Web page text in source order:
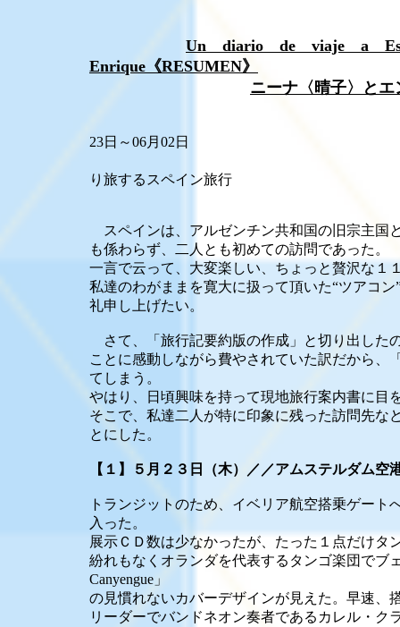
Un diario de viaje a
Enrique《RESUMEN》
ニーナ〈晴子〉と
23日～06月02日
り旅するスペイン旅行
スペインは、アルゼンチン共和国の旧宗主国
も係わらず、二人とも初めての訪問であった。
一言で云って、大変楽しい、ちょっと贅沢な１
私達のわがままを寛大に扱って頂いた“ツアコ
礼申し上げたい。
さて、「旅行記要約版の作成」と切り出した
ことに感動しながら費やされていた訳だから、
てしまう。
やはり、日頃興味を持って現地旅行案内書に目
そこで、私達二人が特に印象に残った訪問先な
とにした。
【１】５月２３日（木）／／アムステルダム空
トランジットのため、イベリア航空搭乗ゲー
入った。
展示ＣＤ数は少なかったが、たった１点だけタ
紛れもなくオランダを代表するタンゴ楽団で
Canyengue」
の見慣れないカバーデザインが見えた。早速、
リーダーでバンドネオン奏者であるカレル・